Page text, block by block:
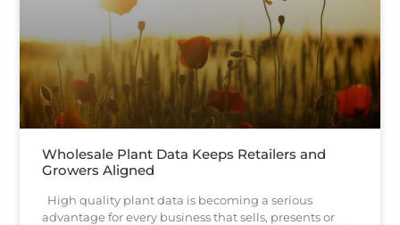
Wholesale Plant Data Keeps Retailers and
Growers Aligned
High quality plant data is becoming a serious
advantage for every business that sells, presents or